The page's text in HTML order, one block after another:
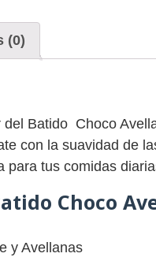
(0)
Batido Choco
con la suavidad de
para tus comidas
Choco
y Avellanas